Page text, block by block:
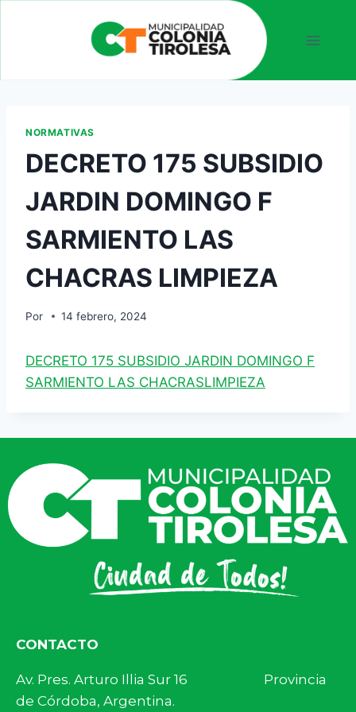
NORMATIVAS
DECRETO 175 SUBSIDIO
JARDIN DOMINGO F
SARMIENTO LAS
CHACRAS LIMPIEZA
Por 14 febrero, 2024
DECRETO 175 SUBSIDIO JARDIN DOMINGO F
SARMIENTO LAS CHACRASLIMPIEZA
CONTACTO
Av. Pres. Arturo Illia Sur 16 Provincia
de Córdoba, Argentina.